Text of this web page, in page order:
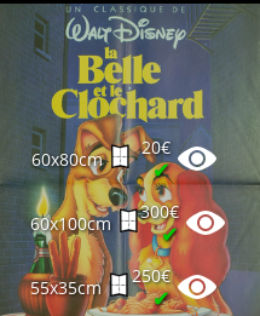
60x80cm
20€
✔
60x100cm
300€
✔
55x35cm
250€
✔